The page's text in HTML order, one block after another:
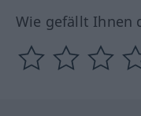
Wie gefällt Ihnen